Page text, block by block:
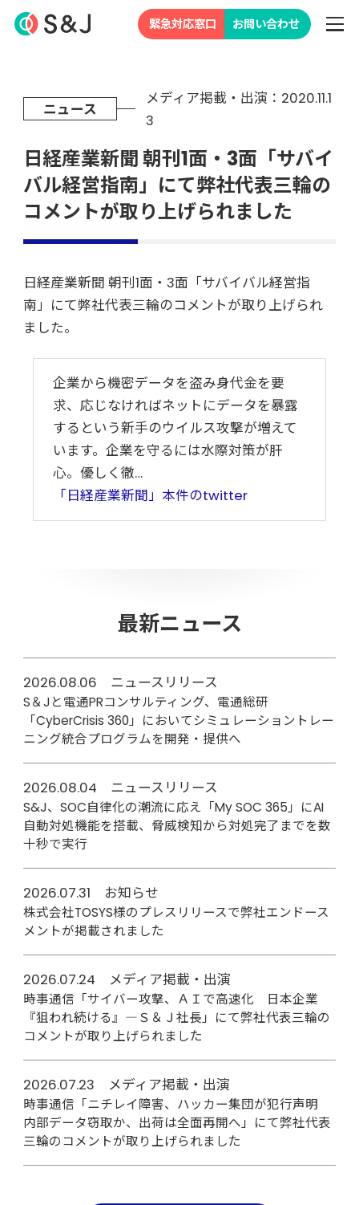
緊急対応窓口 お問い合わせ
ニュース
メディア掲載・出演：2020.11.1
3
日経産業新聞 朝刊1面・3面「サバイ
バル経営指南」にて弊社代表三輪の
コメントが取り上げられました
日経産業新聞 朝刊1面・3面「サバイバル経営指
南」にて弊社代表三輪のコメントが取り上げられ
ました。
企業から機密データを盗み身代金を要
求、応じなければネットにデータを暴露
するという新手のウイルス攻撃が増えて
います。企業を守るには水際対策が肝
心。優しく徹…
「日経産業新聞」本件のtwitter
最新ニュース
2026.08.06 ニュースリリース
S＆Jと電通PRコンサルティング、電通総研
「CyberCrisis 360」においてシミュレーショントレー
ニング統合プログラムを開発・提供へ
2026.08.04 ニュースリリース
S&J、SOC自律化の潮流に応え「My SOC 365」にAI
自動対処機能を搭載、脅威検知から対処完了までを数
十秒で実行
2026.07.31 お知らせ
株式会社TOSYS様のプレスリリースで弊社エンドース
メントが掲載されました
2026.07.24 メディア掲載・出演
時事通信「サイバー攻撃、ＡＩで高速化 日本企業
『狙われ続ける』―Ｓ＆Ｊ社長」にて弊社代表三輪の
コメントが取り上げられました
2026.07.23 メディア掲載・出演
時事通信「ニチレイ障害、ハッカー集団が犯行声明
内部データ窃取か、出荷は全面再開へ」にて弊社代表
三輪のコメントが取り上げられました